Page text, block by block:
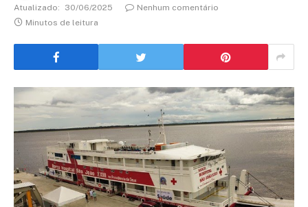
Atualizado:
30/06/2025
Nenhum comentário
Minutos de leitura